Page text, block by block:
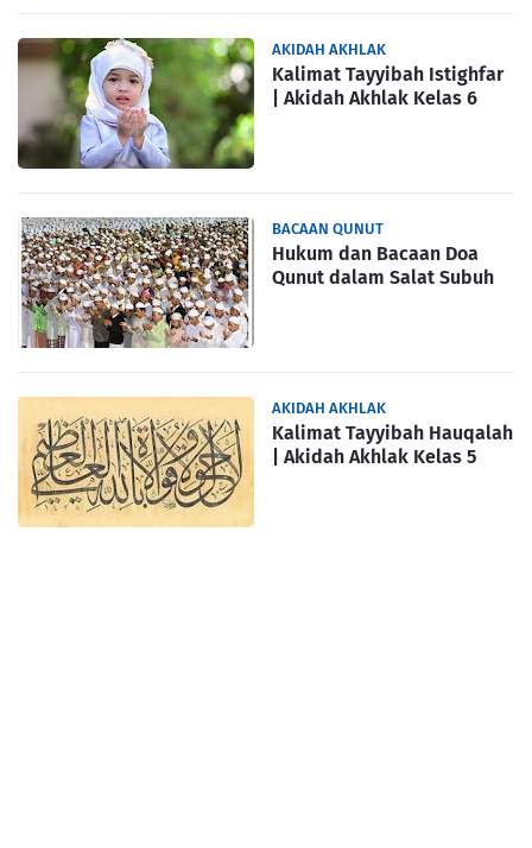
AKIDAH AKHLAK
Kalimat Tayyibah Istighfar
| Akidah Akhlak Kelas 6
BACAAN QUNUT
Hukum dan Bacaan Doa
Qunut dalam Salat Subuh
AKIDAH AKHLAK
Kalimat Tayyibah Hauqalah
| Akidah Akhlak Kelas 5